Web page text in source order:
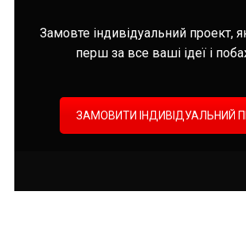
Замовте індивідуальний проект,
перш за все ваші ідеї і
ЗАМОВИТИ ІНДИВІДУАЛЬНИЙ